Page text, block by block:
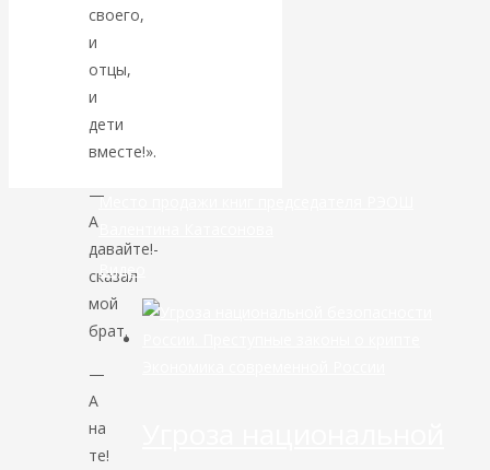
банковской
сфере России
уже начался
своего,
и
отцы,
и
дети
вместе!».
—
А
давайте!-
сказал
мой
брат.
—
А
на
те!
Место продажи книг председателя РЭОШ
Видео